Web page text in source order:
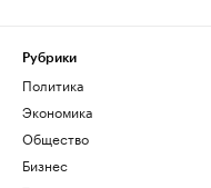
Рубрики
Политика
Экономика
Общество
Бизнес